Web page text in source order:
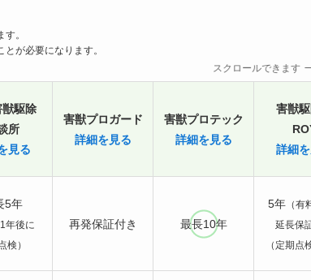
。
が必要になります。
スクロールできます
駆除
所
見る
害獣プロガード
詳細を見る
害獣プロテック
詳細を見る
害獣
詳細
5年
1年後に
検）
再発保証付き 最長10年
5年 （有
延長保
（定期点